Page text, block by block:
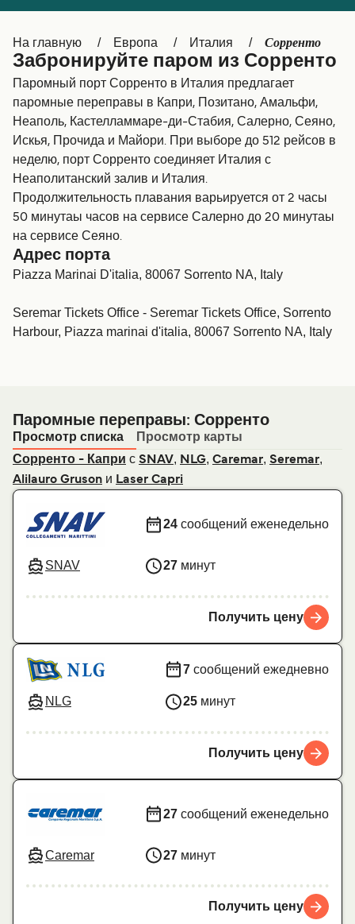
Ελλάδα Belgique (FR)
Polska Deutschland
Schweiz (DE)
Україна Indonesia
المغرب
На главную Европа Италия Сорренто
Забронируйте паром из Сорренто
Паромный порт Сорренто в Италия предлагает
паромные переправы в Капри, Позитано, Амальфи,
Неаполь, Кастелламмаре-ди-Стабия, Салерно, Сеяно,
Искья, Прочида и Майори. При выборе до 512 рейсов в
неделю, порт Сорренто соединяет Италия с
Неаполитанский залив и Италия.
Продолжительность плавания варьируется от 2 часы
50 минутаы часов на сервисе Салерно до 20 минутаы
на сервисе Сеяно.
Адрес порта
Piazza Marinai D'italia, 80067 Sorrento NA, Italy
Seremar Tickets Office - Seremar Tickets Office, Sorrento
Harbour, Piazza marinai d'italia, 80067 Sorrento NA, Italy
Паромные переправы: Сорренто
Просмотр списка
Просмотр карты
Сорренто - Капри с SNAV, NLG, Caremar, Seremar,
Alilauro Gruson и Laser Capri
SNAV
24 сообщений еженедельно
27 минут
Получить цену
NLG
7 сообщений ежедневно
25 минут
Получить цену
Caremar
27 сообщений еженедельно
27 минут
Получить цену